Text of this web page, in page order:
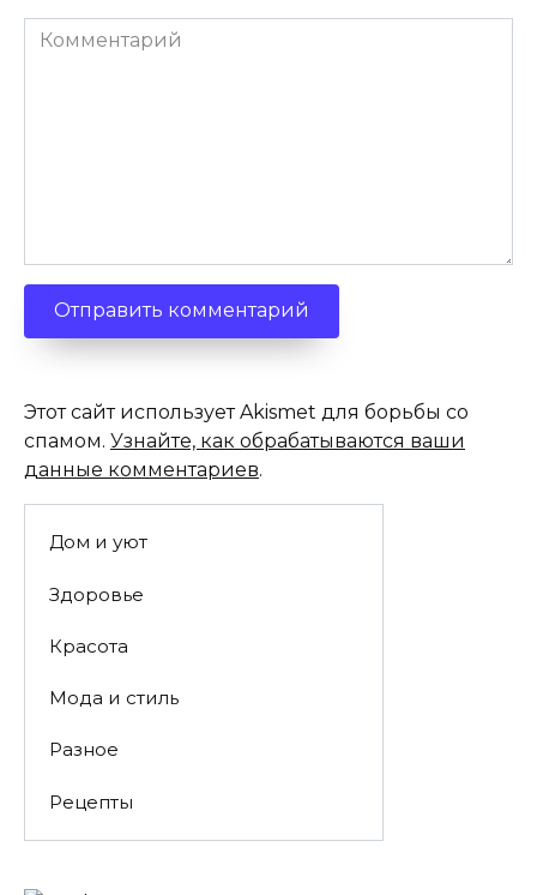
Комментарий
Этот сайт использует Akismet для борьбы со
спамом. Узнайте, как обрабатываются ваши
данные комментариев.
Дом и уют
Здоровье
Красота
Мода и стиль
Разное
Рецепты